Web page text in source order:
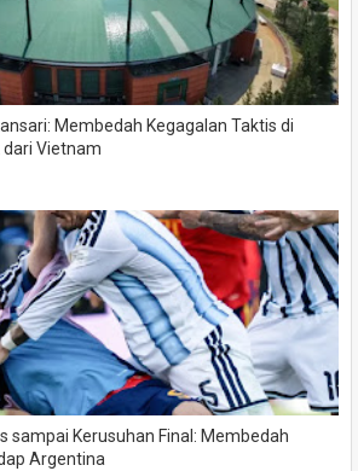
Membedah Kegagalan Taktis di
dari Vietnam
sampai Kerusuhan Final: Membedah
Argentina